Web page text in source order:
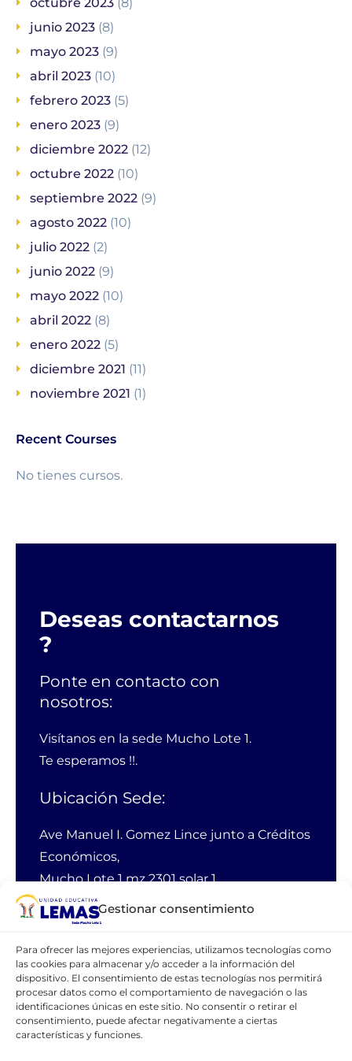
Gestionar consentimiento
Para ofrecer las mejores experiencias, utilizamos tecnologías como
las cookies para almacenar y/o acceder a la información del
dispositivo. El consentimiento de estas tecnologías nos permitirá
procesar datos como el comportamiento de navegación o las
identificaciones únicas en este sitio. No consentir o retirar el
consentimiento, puede afectar negativamente a ciertas
características y funciones.
junio 2023 (8)
mayo 2023 (9)
abril 2023 (10)
febrero 2023 (5)
enero 2023 (9)
diciembre 2022 (12)
octubre 2022 (10)
septiembre 2022 (9)
agosto 2022 (10)
julio 2022 (2)
junio 2022 (9)
mayo 2022 (10)
abril 2022 (8)
enero 2022 (5)
diciembre 2021 (11)
noviembre 2021 (1)
Recent Courses
No tienes cursos.
Deseas contactarnos
?
Ponte en contacto con
nosotros:
Visítanos en la sede Mucho Lote 1.
Te esperamos !!.
Ubicación Sede:
Ave Manuel I. Gomez Lince junto a Créditos
Económicos,
Mucho Lote 1 mz 2301 solar 1
Guayaquil Ecuador
Email:webmaster@lemas.edu.ec
Cellular:0990762462
CONTÁCTANOS